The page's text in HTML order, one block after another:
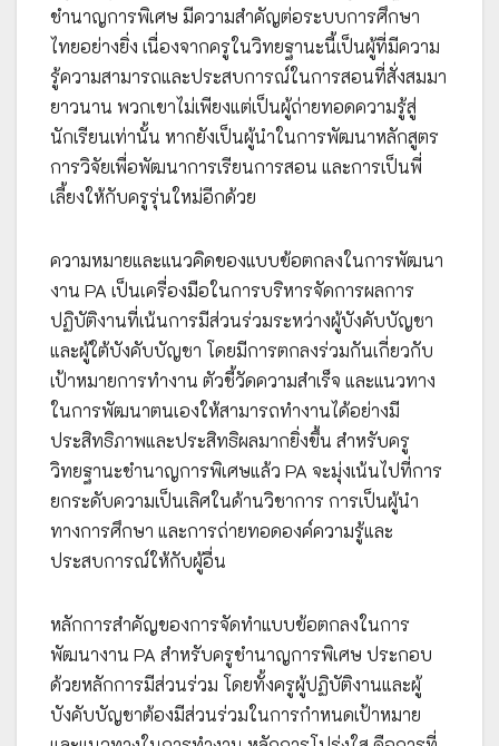
ชำนาญการพิเศษ มีความสำคัญต่อระบบการศึกษา
ไทยอย่างยิ่ง เนื่องจากครูในวิทยฐานะนี้เป็นผู้ที่มีความ
รู้ความสามารถและประสบการณ์ในการสอนที่สั่งสมมา
ยาวนาน พวกเขาไม่เพียงแต่เป็นผู้ถ่ายทอดความรู้สู่
นักเรียนเท่านั้น หากยังเป็นผู้นำในการพัฒนาหลักสูตร
การวิจัยเพื่อพัฒนาการเรียนการสอน และการเป็นพี่
เลี้ยงให้กับครูรุ่นใหม่อีกด้วย
ความหมายและแนวคิดของแบบข้อตกลงในการพัฒนา
งาน PA เป็นเครื่องมือในการบริหารจัดการผลการ
ปฏิบัติงานที่เน้นการมีส่วนร่วมระหว่างผู้บังคับบัญชา
และผู้ใต้บังคับบัญชา โดยมีการตกลงร่วมกันเกี่ยวกับ
เป้าหมายการทำงาน ตัวชี้วัดความสำเร็จ และแนวทาง
ในการพัฒนาตนเองให้สามารถทำงานได้อย่างมี
ประสิทธิภาพและประสิทธิผลมากยิ่งขึ้น สำหรับครู
วิทยฐานะชำนาญการพิเศษแล้ว PA จะมุ่งเน้นไปที่การ
ยกระดับความเป็นเลิศในด้านวิชาการ การเป็นผู้นำ
ทางการศึกษา และการถ่ายทอดองค์ความรู้และ
ประสบการณ์ให้กับผู้อื่น
หลักการสำคัญของการจัดทำแบบข้อตกลงในการ
พัฒนางาน PA สำหรับครูชำนาญการพิเศษ ประกอบ
ด้วยหลักการมีส่วนร่วม โดยทั้งครูผู้ปฏิบัติงานและผู้
บังคับบัญชาต้องมีส่วนร่วมในการกำหนดเป้าหมาย